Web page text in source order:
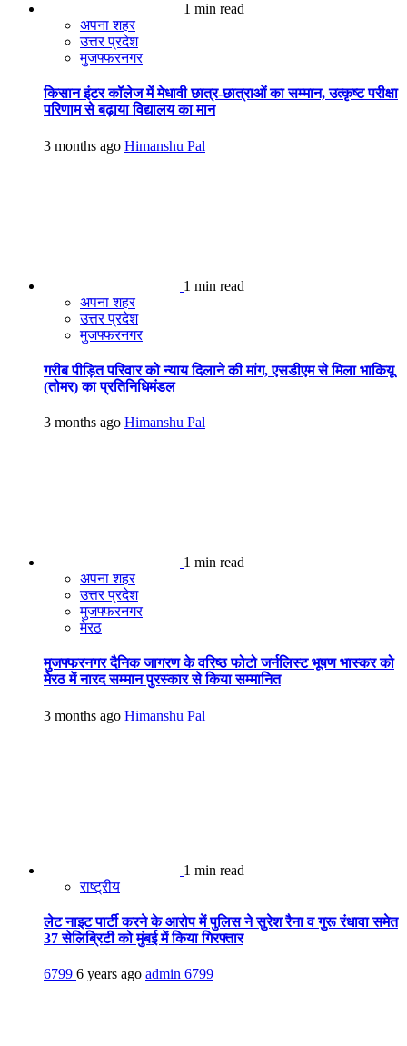
1 min read
अपना शहर
उत्तर प्रदेश
मुजफ्फरनगर
किसान इंटर कॉलेज में मेधावी छात्र-छात्राओं का सम्मान, उत्कृष्ट परीक्षा
परिणाम से बढ़ाया विद्यालय का मान
3 months ago Himanshu Pal
1 min read
अपना शहर
उत्तर प्रदेश
मुजफ्फरनगर
गरीब पीड़ित परिवार को न्याय दिलाने की मांग, एसडीएम से मिला भाकियू
(तोमर) का प्रतिनिधिमंडल
3 months ago Himanshu Pal
1 min read
अपना शहर
उत्तर प्रदेश
मुजफ्फरनगर
मेरठ
मुजफ्फरनगर दैनिक जागरण के वरिष्ठ फोटो जर्नलिस्ट भूषण भास्कर को
मेरठ में नारद सम्मान पुरस्कार से किया सम्मानित
3 months ago Himanshu Pal
1 min read
राष्ट्रीय
लेट नाइट पार्टी करने के आरोप में पुलिस ने सुरेश रैना व गुरू रंधावा समेत
37 सेलिब्रिटी को मुंबई में किया गिरफ्तार
6799 6 years ago admin 6799